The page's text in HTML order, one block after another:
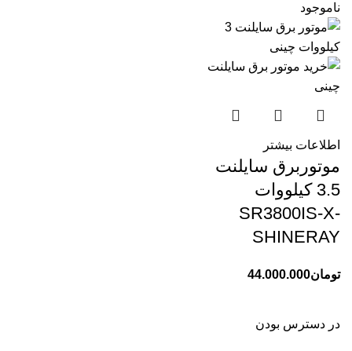
در دسترس بودن
ناموجود
اطلاعات بیشتر
موتوربرق سایلنت
3.5 کیلووات
SR3800IS-X-
SHINERAY
تومان44.000.000